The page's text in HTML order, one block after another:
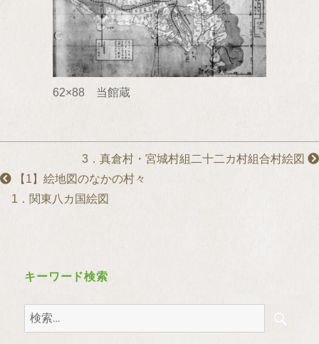
62×88 当館蔵
3．真倉村・宮城村組二十二カ村組合村絵図
【1】絵地図のなかの村々
1．関東八カ国絵図
キーワード検索
検
索: